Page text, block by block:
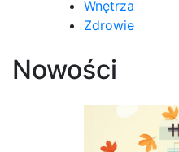
Wnętrza
Zdrowie
Nowości